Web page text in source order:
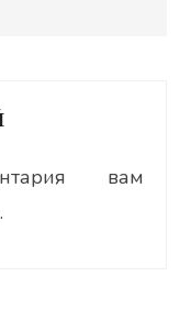
вам
.